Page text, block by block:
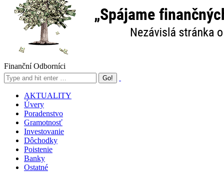
Finanční Odborníci
AKTUALITY
Úvery
Poradenstvo
Gramotnosť
Investovanie
Dôchodky
Poistenie
Banky
Ostatné